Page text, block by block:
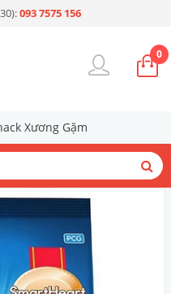
093 7575 156
0
Xương Gặm